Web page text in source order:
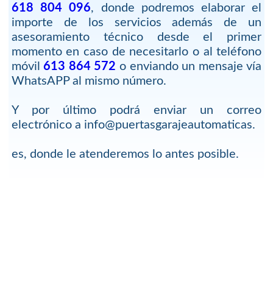
618 804 096, donde podremos elaborar el
importe de los servicios además de un
asesoramiento técnico desde el primer
momento en caso de necesitarlo o al teléfono
móvil613 864 572 o enviando un mensaje vía
WhatsAPP al mismo número.
Y por último podrá enviar un correo
electrónico a info@puertasgarajeautomaticas.
es, donde le atenderemos lo antes posible.